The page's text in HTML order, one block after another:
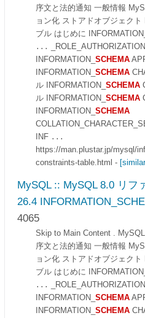
序文と法的通知 一般情報
ョン化 ストアドオブジェクト
ブル はじめに INFORMATION_
...
INFORMATION_ SCHEMA
INFORMATION_ SCHEMA
ル INFORMATION_ SCHEMA
ル INFORMATION_ SCHEMA
INFORMATION_ SCHEMA
INF ...
https://man.plustar.jp/mysql/
constraints-table.html -
MySQL :: MySQL 8.0 リフ
26.4
4065
Skip to Main Content .
序文と法的通知 一般情報
ョン化 ストアドオブジェクト
ブル はじめに INFORMATION_
...
INFORMATION_ SCHEMA
INFORMATION_ SCHEMA